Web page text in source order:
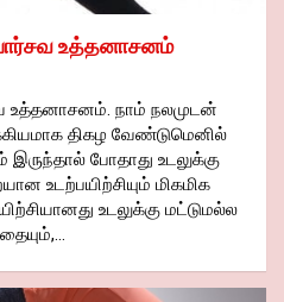
உத்தனாசனம்
உத்தனாசனம். நாம் நலமுடன்
திகழ வேண்டுமெனில்
இருந்தால் போதாது உடலுக்கு
உடற்பயிற்சியும் மிகமிக
உடலுக்கு மட்டுமல்ல